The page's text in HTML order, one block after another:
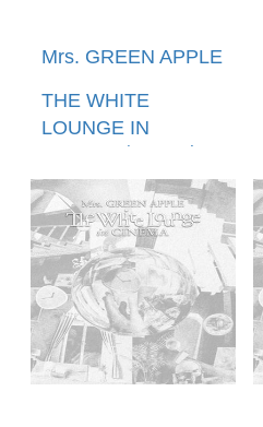
Mrs. GREEN APPLE
THE WHITE
LOUNGE IN
BOX(2DVD+GOODS))
(預購至11/07 12:00
止) 環球官方進口